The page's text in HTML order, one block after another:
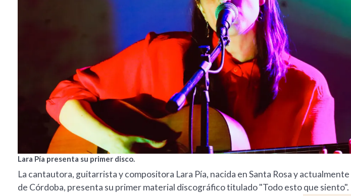
Lara Pía presenta su primer disco.
La cantautora, guitarrista y compositora Lara Pía, nacida en Santa Rosa y
de Córdoba, presenta su primer material discográfico titulado "Todo esto que siento".